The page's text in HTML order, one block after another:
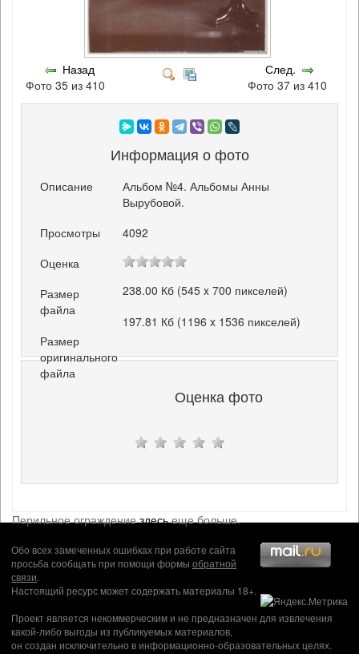
Назад
Фото 35 из 410
След.
Фото 37 из 410
Информация о фото
Описание
Альбом №4. Альбомы Анны
Вырубовой.
Просмотры
4092
Оценка
Размер
файла
238.00 Кб (545 x 700 пикселей)
Размер
оригинального
файла
197.81 Кб (1196 x 1536 пикселей)
Оценка фото
Перильное ограждениездесьеще больше.
Обо всех замеченных ошибках при работе сайта
просьба сообщать при помощи формы обратной
связи.
Настоящий ресурс может содержать материалы 18+.
Проект является некоммерческим и не предназначен для извлечения
какой-либо выгоды из публикуемых материалов,
он создан исключительно в информационно-образовательных целях.